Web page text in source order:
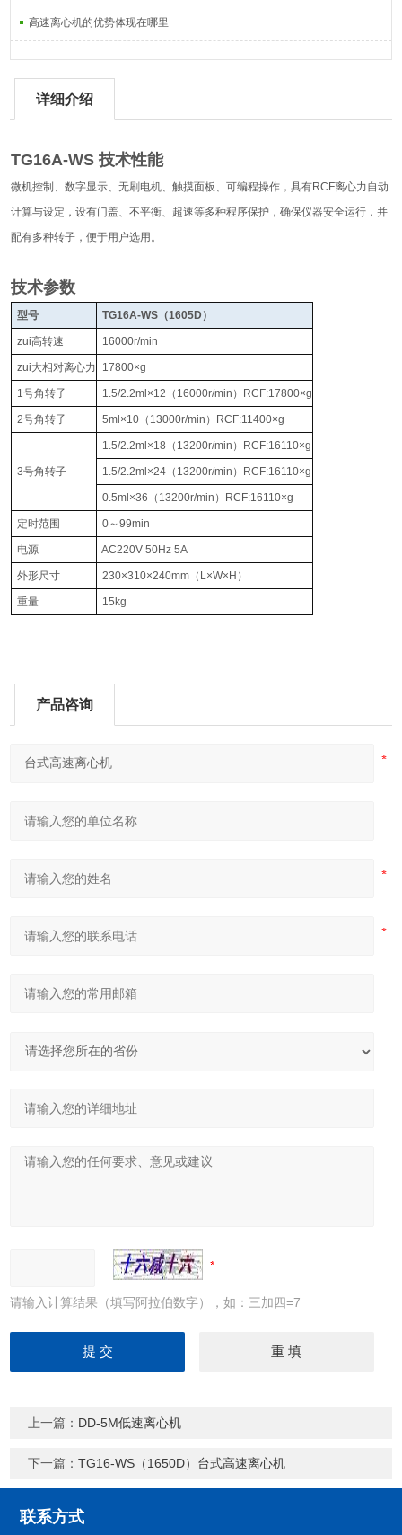
高速离心机的优势体现在哪里
详细介绍
TG16A-WS 技术性能
微机控制、数字显示、无刷电机、触摸面板、可编程操作，具有RCF离心力自动
计算与设定，设有门盖、不平衡、超速等多种程序保护，确保仪器安全运行，并
配有多种转子，便于用户选用。
技术参数
型号 TG16A-WS（1605D）
zui高转速 16000r/min
zui大相对离心力 17800×g
1号角转子 1.5/2.2ml×12（16000r/min）RCF:17800×g
2号角转子 5ml×10（13000r/min）RCF:11400×g
3号角转子
1.5/2.2ml×18（13200r/min）RCF:16110×g
1.5/2.2ml×24（13200r/min）RCF:16110×g
0.5ml×36（13200r/min）RCF:16110×g
定时范围 0～99min
电源 AC220V 50Hz 5A
外形尺寸 230×310×240mm（L×W×H）
重量 15kg
产品咨询
请输入计算结果（填写阿拉伯数字），如：三加四=7
上一篇： DD-5M低速离心机
下一篇：TG16-WS（1650D）台式高速离心机
联系方式